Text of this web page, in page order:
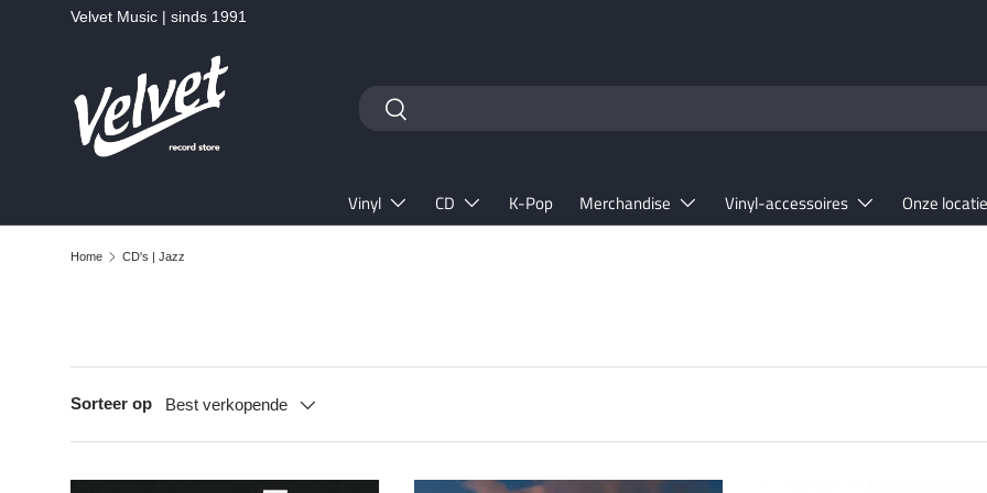
Velvet Music | sinds 1991
ZoekenZoeken
Vinyl CD K-Pop Merchandise Vinyl-accessoires Onze
Home CD's | Jazz
Sorteer op Best verkopende